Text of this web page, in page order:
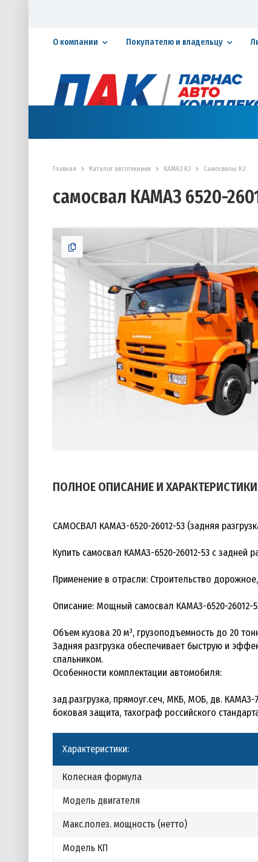
О компании Покупателю и владельцу
Главная Каталог автотехники КАМАЗ К3 Самосвалы К3
самосвал КАМАЗ 6520-
ПОЛНОЕ ОПИСАНИЕ И ХАРАКТЕРИСТИКИ
САМОСВАЛ КАМАЗ-6520-26012-53 (задняя
Купить самосвал КАМАЗ-6520-26012-53 с задней
Применение в отрасли: Строительство
Описание: Мощный самосвал КАМАЗ-6520-26012-
Объем кузова 20 м³, грузоподъемность до 20
Задняя разгрузка обеспечивает быструю и
спальником.
Особенности комплектации автомобиля:
зад.разгрузка, прямоуг.сеч, МКБ, МОБ, дв.
боковая защита, тахограф российского
Характеристики:
Колесная формула
Модель двигателя
Макс.полез. мощность (нетто)
Модель КП